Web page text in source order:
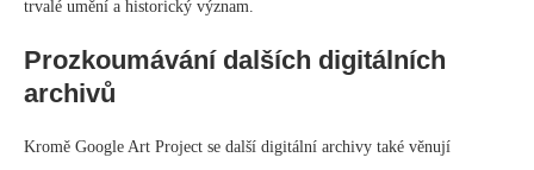
trvalé umění a historický význam.
Prozkoumávání dalších digitálních
archivů
Kromě Google Art Project se další digitální archivy také věnují